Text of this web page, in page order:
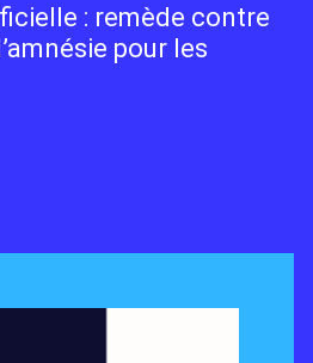
: remède contre
pour les